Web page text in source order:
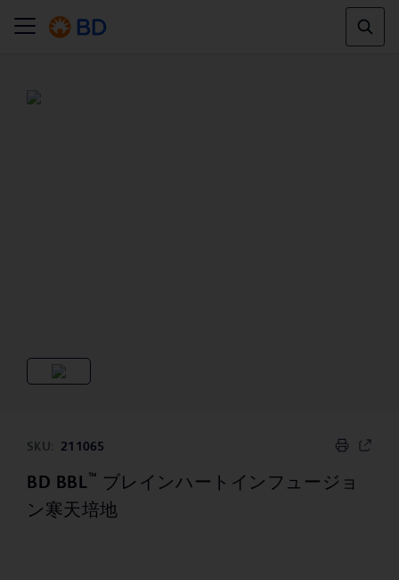
SKU: 211065
BD BBL™ ブレインハートインフュージョ
ン寒天培地